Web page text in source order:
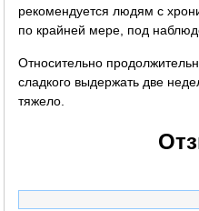
рекомендуется людям с
по крайней мере, под
Относительно
сладкого выдержать две
тяжело.